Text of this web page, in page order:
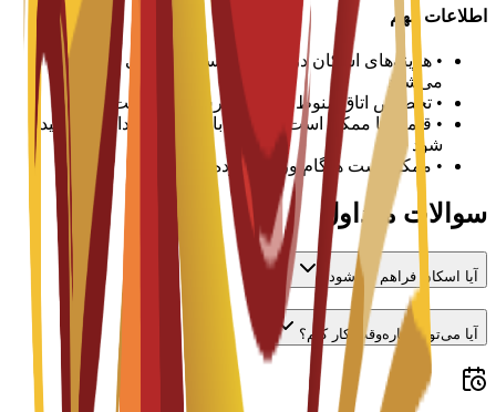
اطلاعات مهم
• هزینه‌های اسکان در هر ترم یا سال تحصیلی پرداخت
می‌شود
• تخصیص اتاق منوط به در دسترس بودن است
• قیمت‌ها ممکن است متفاوت باشد و باید با دانشگاه تأیید
شود
• ممکن است هنگام ورود سپرده لازم باشد
سوالات متداول
آیا اسکان فراهم می‌شود؟
آیا می‌توانم پاره‌وقت کار کنم؟